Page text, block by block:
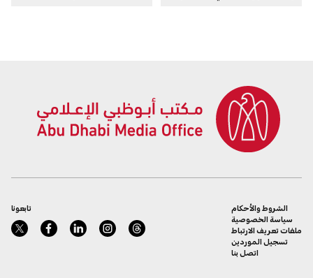
تابعونا
الشروط والأحكام
سياسة الخصوصية
ملفات تعريف الارتباط
تسجيل الموردين
اتصل بنا